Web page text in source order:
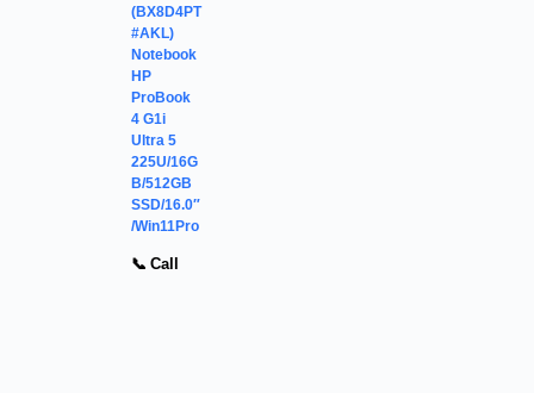
(BX8D4PT
#AKL)
Notebook
HP
ProBook
4 G1i
Ultra 5
225U/16G
B/512GB
SSD/16.0″
/Win11Pro
📞 Call